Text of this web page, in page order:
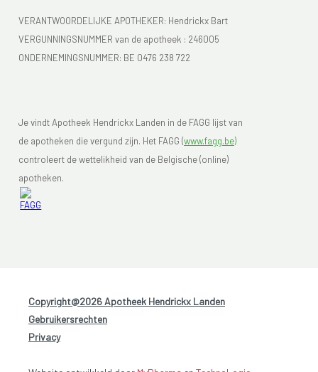
VERANTWOORDELIJKE APOTHEKER: Hendrickx Bart
VERGUNNINGSNUMMER van de apotheek : 246005
ONDERNEMINGSNUMMER: BE 0476 238 722
Je vindt Apotheek Hendrickx Landen in de FAGG lijst van
de apotheken die vergund zijn. Het FAGG (www.fagg.be)
controleert de wettelikheid van de Belgische (online)
apotheken.
Copyright@2026 Apotheek Hendrickx Landen
Gebruikersrechten
Privacy